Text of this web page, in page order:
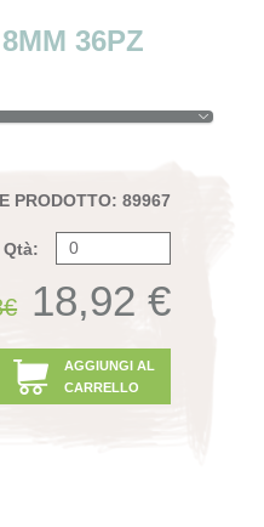
36PZ
PRODOTTO: 89967
Qtà:
18,92 €
AGGIUNGI AL
CARRELLO